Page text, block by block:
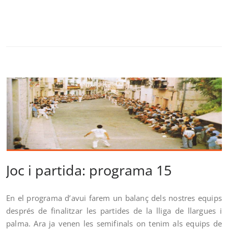
Joc i partida: programa 15
En el programa d’avui farem un balanç dels nostres equips
després de finalitzar les partides de la lliga de llargues i
palma. Ara ja venen les semifinals on tenim als equips de